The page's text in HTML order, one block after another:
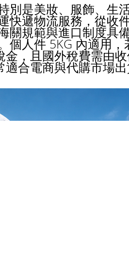
別是美妝、服飾、生
快遞物流服務，從收
關規範與進口制度具
人件 5KG 內適用，
，且國外稅費需由
合電商與代購市場